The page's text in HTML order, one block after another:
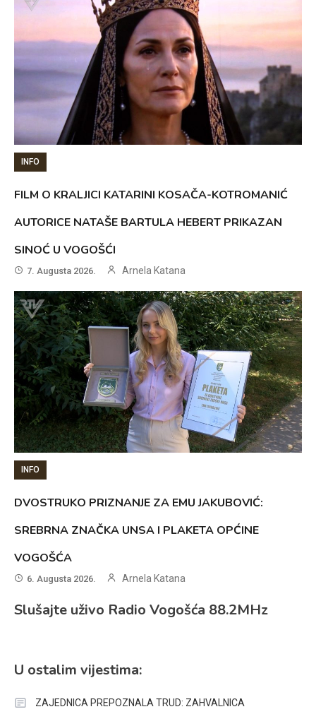
INFO
FILM O KRALJICI KATARINI KOSAČA-KOTROMANIĆ
AUTORICE NATAŠE BARTULA HEBERT PRIKAZAN
SINOĆ U VOGOŠĆI
7. Augusta 2026. Arnela Katana
INFO
DVOSTRUKO PRIZNANJE ZA EMU JAKUBOVIĆ:
SREBRNA ZNAČKA UNSA I PLAKETA OPĆINE
VOGOŠĆA
6. Augusta 2026. Arnela Katana
Slušajte uživo Radio Vogošća 88.2MHz
U ostalim vijestima:
ZAJEDNICA PREPOZNALA TRUD: ZAHVALNICA